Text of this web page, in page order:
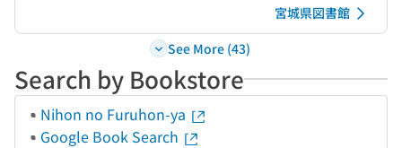
宮城県図書館
See More (43)
Search by Bookstore
Nihon no Furuhon-ya
Google Book Search